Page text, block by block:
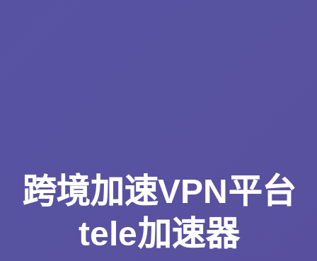
跨境加速VPN平台
tele加速器